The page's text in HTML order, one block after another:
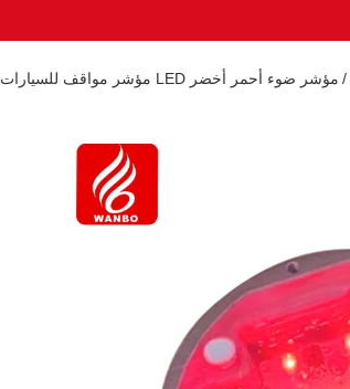
/ مؤشر ضوء أحمر أخضر LED مؤشر مواقف للسيارات في الهواء الطلق